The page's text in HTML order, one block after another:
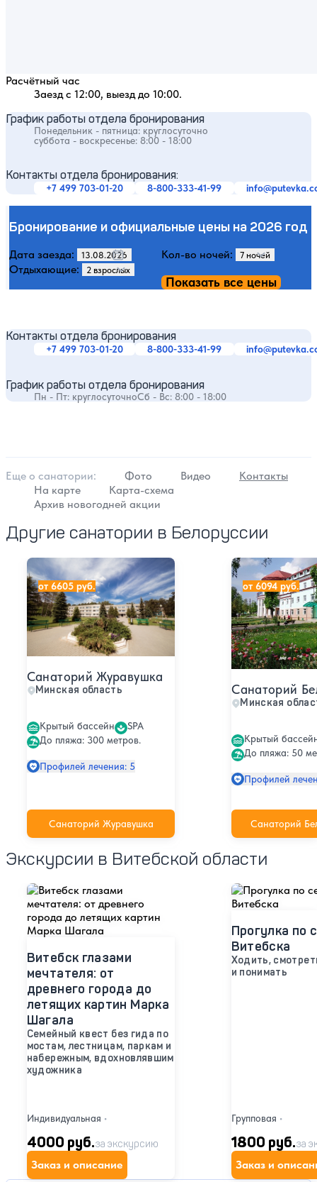
Расчётный час
Заезд с 12:00, выезд до 10:00.
График работы отдела бронирования
Понедельник - пятница: круглосуточно
суббота - воскресенье: 8:00 - 18:00
Контакты отдела бронирования:
+7 499 703-01-20 8-800-333-41-99
Бронирование и официальные цены на 2026 год
Дата заезда:
Кол-во ночей:
Отдыхающие:
Показать все цены
Контакты отдела бронирования
+7 499 703-01-20 8-800-333-41-99
График работы отдела бронирования
Пн - Пт: круглосуточноСб - Вс: 8:00 - 18:00
Еще о cанатории: Фото Видео
Контакты
На карте
Карта-схема
Архив новогодней акции
Другие санатории в Белоруссии
Санаторий Журавушка
Минская область
Крытый бассейн
SPA
До пляжа: 300 метров.
Профилей лечения: 5
Санаторий Журавушка
Санаторий Журавушка
от 6605 руб.
Санаторий
Минская
Крытый
До пляжа: 50
Профилей
Санаторий
Санаторий
от 6094 руб.
Экскурсии в Витебской области
Витебск глазами
мечтателя: от
древнего города до
летящих картин Марка
Шагала
Семейный квест без гида по
мостам, лестницам, паркам и
набережным, вдохновлявшим
художника
Индивидуальная •
4000 руб.за экскурсию
Заказ и описание
Прогулка по
Витебска
Ходить,
и понимать
Групповая •
1800 руб.за
Заказ и